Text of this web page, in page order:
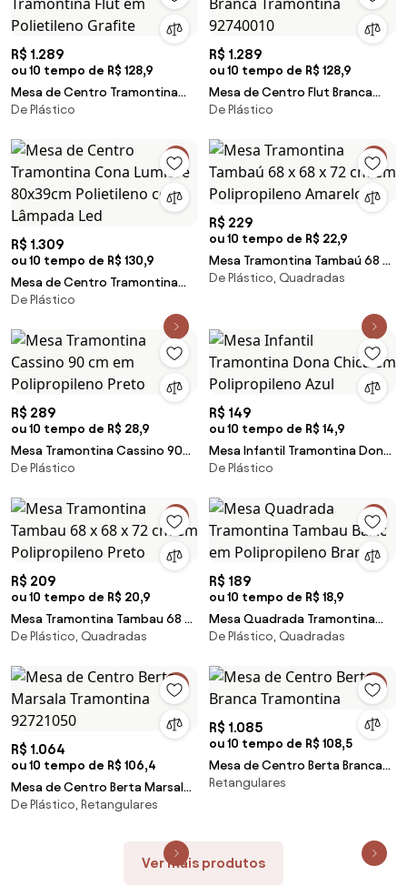
R$ 1.289
ou 10 tempo de R$ 128,9
Mesa de Centro Tramontina
Flut em Polietileno Grafite
De Plástico
R$ 1.289
ou 10 tempo de R$ 128,9
Mesa de Centro Flut Branca
Tramontina 92740010
De Plástico
R$ 1.309
ou 10 tempo de R$ 130,9
Mesa de Centro Tramontina
Cona Lumiére 80x39cm
Polietileno com Lâmpada Led
De Plástico
R$ 229
ou 10 tempo de R$ 22,9
Mesa Tramontina Tambaú 68 x
68 x 72 cm em Polipropileno
De Plástico, Quadradas
R$ 289
ou 10 tempo de R$ 28,9
Mesa Tramontina Cassino 90
cm em Polipropileno Preto
De Plástico
R$ 149
ou 10 tempo de R$ 14,9
Mesa Infantil Tramontina Dona
Chica em Polipropileno Azul
De Plástico
R$ 209
ou 10 tempo de R$ 20,9
Mesa Tramontina Tambau 68 x
68 x 72 cm em Polipropileno
De Plástico, Quadradas
R$ 189
ou 10 tempo de R$ 18,9
Mesa Quadrada Tramontina
Tambau Basic em Polipropileno
De Plástico, Quadradas
R$ 1.064
ou 10 tempo de R$ 106,4
Mesa de Centro Berta Marsala
Tramontina 92721050
De Plástico, Retangulares
R$ 1.085
ou 10 tempo de R$ 108,5
Mesa de Centro Berta Branca
Tramontina
Retangulares
Ver mais produtos